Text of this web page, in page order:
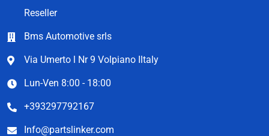
Reseller
Bms Automotive srls
Via Umerto l Nr 9 Volpiano Iltaly
Lun-Ven 8:00 - 18:00
+393297792167
Info@partslinker.com